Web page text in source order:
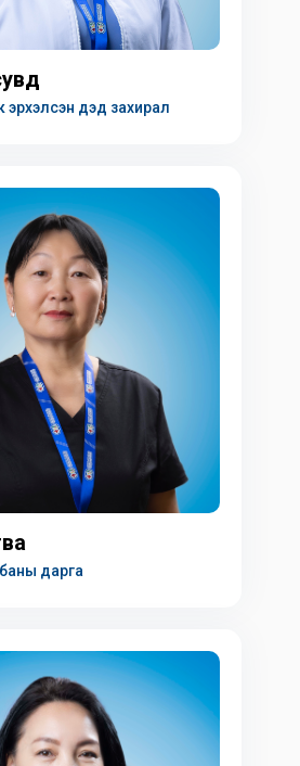
эрхэлсэн дэд захирал
дарга